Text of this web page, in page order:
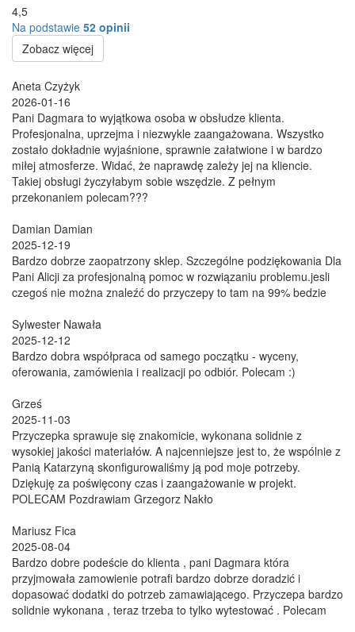
4,5
Na podstawie 52 opinii
Zobacz więcej
Aneta Czyżyk
2026-01-16
Pani Dagmara to wyjątkowa osoba w obsłudze klienta.
Profesjonalna, uprzejma i niezwykle zaangażowana. Wszystko
zostało dokładnie wyjaśnione, sprawnie załatwione i w bardzo
miłej atmosferze. Widać, że naprawdę zależy jej na kliencie.
Takiej obsługi życzyłabym sobie wszędzie. Z pełnym
przekonaniem polecam???
Damian Damian
2025-12-19
Bardzo dobrze zaopatrzony sklep. Szczególne podziękowania Dla
Pani Alicji za profesjonalną pomoc w rozwiązaniu problemu.jesli
czegoś nie można znaleźć do przyczepy to tam na 99% bedzie
Sylwester Nawała
2025-12-12
Bardzo dobra współpraca od samego początku - wyceny,
oferowania, zamówienia i realizacji po odbiór. Polecam :)
Grześ
2025-11-03
Przyczepka sprawuje się znakomicie, wykonana solidnie z
wysokiej jakości materiałów. A najcenniejsze jest to, że wspólnie z
Panią Katarzyną skonfigurowaliśmy ją pod moje potrzeby.
Dziękuję za poświęcony czas i zaangażowanie w projekt.
POLECAM Pozdrawiam Grzegorz Nakło
Mariusz Fica
2025-08-04
Bardzo dobre podeście do klienta , pani Dagmara która
przyjmowała zamowienie potrafi bardzo dobrze doradzić i
dopasować dodatki do potrzeb zamawiającego. Przyczepa bardzo
solidnie wykonana , teraz trzeba to tylko wytestować . Polecam